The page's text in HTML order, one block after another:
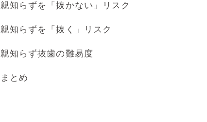
親知らずを「抜かない」リスク
親知らずを「抜く」リスク
親知らず抜歯の難易度
まとめ